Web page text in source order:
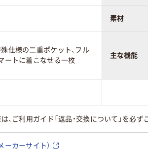
素材
仕様の二重ポケット、フル
ートに着こなせる一枚
主な機能
、ご利用ガイド「返品・交換について」を必ず
ーカーサイト）